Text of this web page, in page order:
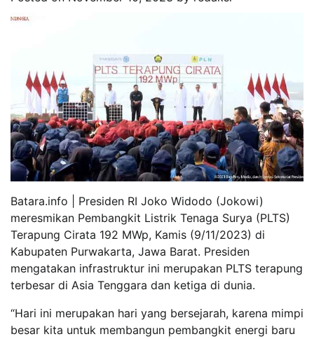
Batara.info | Presiden RI Joko Widodo (Jokowi)
meresmikan Pembangkit Listrik Tenaga Surya (PLTS)
Terapung Cirata 192 MWp, Kamis (9/11/2023) di
Kabupaten Purwakarta, Jawa Barat. Presiden
mengatakan infrastruktur ini merupakan PLTS terapung
terbesar di Asia Tenggara dan ketiga di dunia.
“Hari ini merupakan hari yang bersejarah, karena mimpi
besar kita untuk membangun pembangkit energi baru